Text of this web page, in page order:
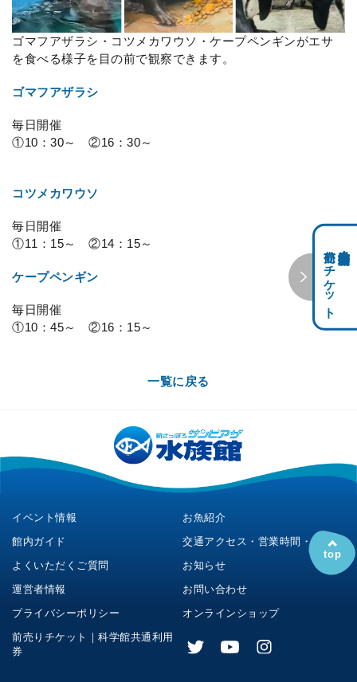
ゴマフアザラシ・コツメカワウソ・ケープペンギンがエサ
を食べる様子を目の前で観察できます。
ゴマフアザラシ
毎日開催
①10：30～ ②16：30～
コツメカワウソ
毎日開催
①11：15～ ②14：15～
ケープペンギン
毎日開催
①10：45～ ②16：15～
一覧に戻る
前売りチケット
イベント情報
お魚紹介
館内ガイド
交通アクセス・営業時間・料金
よくいただくご質問
お知らせ
運営者情報
お問い合わせ
プライバシーポリシー
オンラインショップ
前売りチケット｜科学館共通利用
券
top